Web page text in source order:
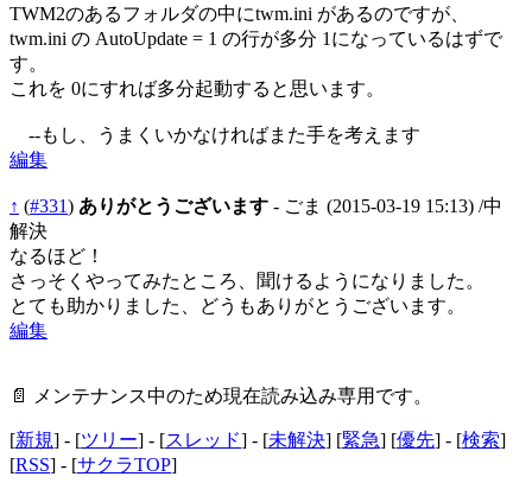
TWM2のあるフォルダの中にtwm.ini があるのですが、
twm.ini の AutoUpdate = 1 の行が多分 1になっているはずで
す。
これを 0にすれば多分起動すると思います。
--もし、うまくいかなければまた手を考えます
編集
↑ (#331) ありがとうございます - ごま (2015-03-19 15:13) /中
解決
なるほど！
さっそくやってみたところ、聞けるようになりました。
とても助かりました、どうもありがとうございます。
編集
📄 メンテナンス中のため現在読み込み専用です。
[新規] - [ツリー] - [スレッド] - [未解決] [緊急] [優先] - [検索]
[RSS] - [サクラTOP]